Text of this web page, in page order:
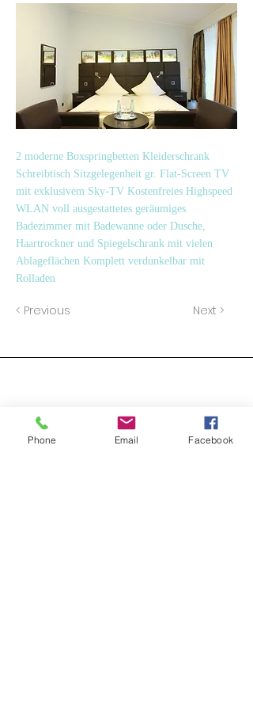
2 moderne Boxspringbetten Kleiderschrank
Schreibtisch Sitzgelegenheit gr. Flat-Screen TV
mit exklusivem Sky-TV Kostenfreies Highspeed
WLAN voll ausgestattetes geräumiges
Badezimmer mit Badewanne oder Dusche,
Haartrockner und Spiegelschrank mit vielen
Ablageflächen Komplett verdunkelbar mit
Rolladen
< Previous Next >
Kontakt
Phone Email Facebook